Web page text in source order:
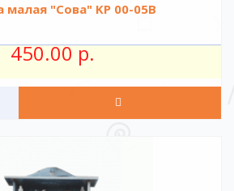
малая "Сова" KР 00-05B
450.00 р.